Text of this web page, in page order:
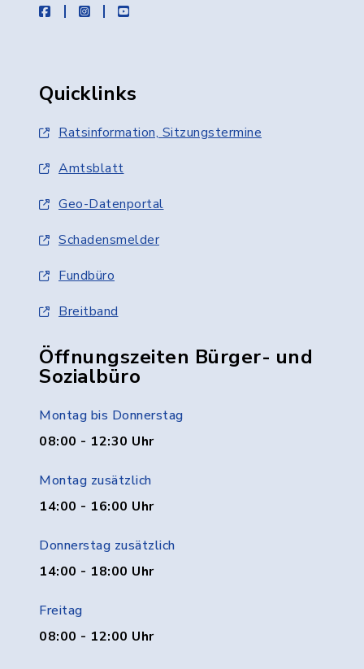
facebookinstagramyoutube
Quicklinks
Ratsinformation, Sitzungstermine
Amtsblatt
Geo-Datenportal
Schadensmelder
Fundbüro
Breitband
Öffnungszeiten Bürger- und
Sozialbüro
Montag bis Donnerstag
08:00 - 12:30 Uhr
Montag zusätzlich
14:00 - 16:00 Uhr
Donnerstag zusätzlich
14:00 - 18:00 Uhr
Freitag
08:00 - 12:00 Uhr